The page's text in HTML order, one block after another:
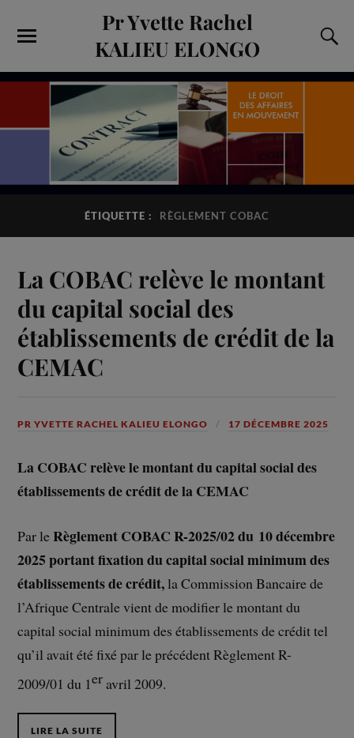
Pr Yvette Rachel
KALIEU ELONGO
ÉTIQUETTE : RÈGLEMENT COBAC
La COBAC relève le montant
du capital social des
établissements de crédit de la
CEMAC
PR YVETTE RACHEL KALIEU ELONGO 17 DÉCEMBRE 2025
La COBAC relève le montant du capital social des
établissements de crédit de la CEMAC
Par leRèglement COBAC R-2025/02 du 10 décembre
2025 portant fixation du capital social minimum des
établissements de crédit,la Commission Bancaire de
l’Afrique Centrale vient de modifier le montant du
capital social minimum des établissements de crédit tel
qu’il avait été fixé par le précédent Règlement R-
2009/01 du 1eravril 2009.
LIRE LA SUITE